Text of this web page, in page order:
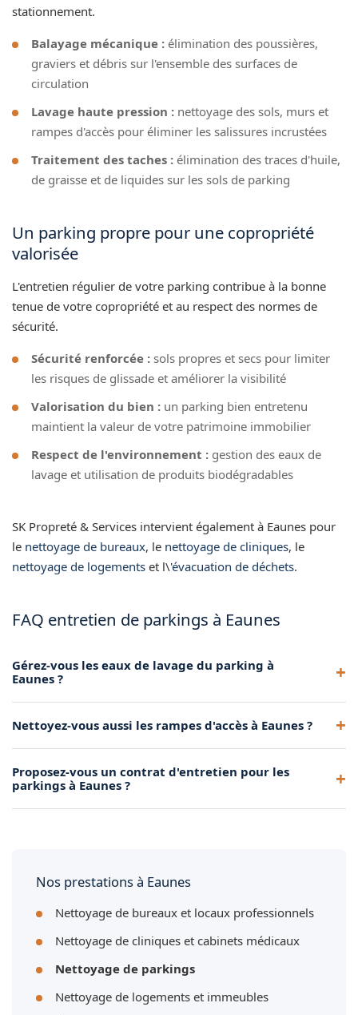
stationnement.
Balayage mécanique : élimination des poussières,
graviers et débris sur l'ensemble des surfaces de
circulation
Lavage haute pression : nettoyage des sols, murs et
rampes d'accès pour éliminer les salissures incrustées
Traitement des taches : élimination des traces d'huile,
de graisse et de liquides sur les sols de parking
Un parking propre pour une copropriété
valorisée
L'entretien régulier de votre parking contribue à la bonne
tenue de votre copropriété et au respect des normes de
sécurité.
Sécurité renforcée : sols propres et secs pour limiter
les risques de glissade et améliorer la visibilité
Valorisation du bien : un parking bien entretenu
maintient la valeur de votre patrimoine immobilier
Respect de l'environnement : gestion des eaux de
lavage et utilisation de produits biodégradables
SK Propreté & Services intervient également à Eaunes pour
le nettoyage de bureaux, le nettoyage de cliniques, le
nettoyage de logements et l\'évacuation de déchets.
FAQ entretien de parkings à Eaunes
Gérez-vous les eaux de lavage du parking à
Eaunes ?
d'eau et gérons les eaux de lavage conformément à la
réglementation à Eaunes.
Nettoyez-vous aussi les rampes d'accès à Eaunes ?
marquages au sol fait partie de notre prestation complète à
Eaunes.
Proposez-vous un contrat d'entretien pour les
parkings à Eaunes ?
Nos prestations à Eaunes
Nettoyage de bureaux et locaux professionnels
Nettoyage de cliniques et cabinets médicaux
Nettoyage de parkings
Nettoyage de logements et immeubles